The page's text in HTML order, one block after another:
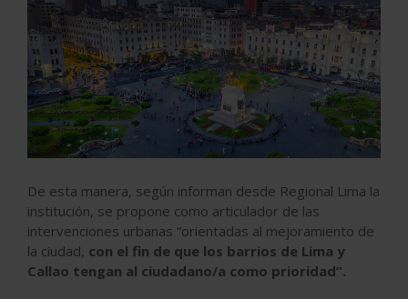
De esta manera, según informan desde Regional Lima la
institución, se propone como articulador de las
intervenciones urbanas “orientadas al mejoramiento de
la ciudad, con el fin de que los barrios de Lima y
Callao tengan al ciudadano/a como prioridad”.